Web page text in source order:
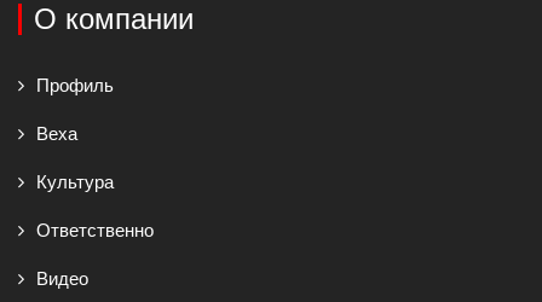
О компании
Профиль
Веха
Культура
Ответственно
Видео